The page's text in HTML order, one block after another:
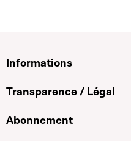
Informations
Transparence / Légal
Abonnement